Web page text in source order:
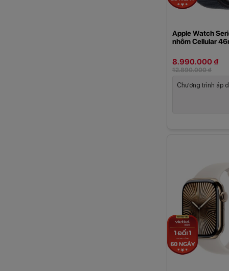
Màn hình luôn
Kết nối tai nghe
Nghe gọi qua
Nhận thông
Apple Watch
nhôm Cellular
8.990.000 ₫
12.890.000 ₫
Chương trình áp